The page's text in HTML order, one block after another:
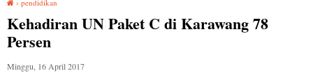
› pendidikan
Kehadiran UN Paket C di Karawang 78
Persen
Minggu, 16 April 2017